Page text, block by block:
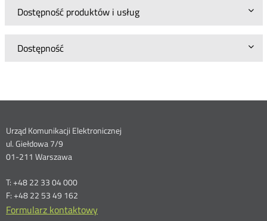
Dostępność produktów i usług
Dostępność
Dane
kontaktowe
Urząd Komunikacji Elektronicznej
ul. Giełdowa 7/9
01-211 Warszawa
T: +48 22 33 04 000
F: +48 22 53 49 162
Formularz kontaktowy